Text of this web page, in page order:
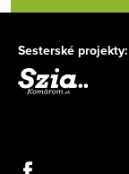
Sesterské projekty: